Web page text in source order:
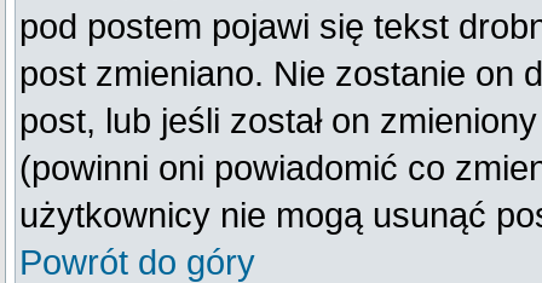
pod postem pojawi się tekst
post zmieniano. Nie zostanie on
post, lub jeśli został on
(powinni oni powiadomić co
użytkownicy nie mogą usunąć
Powrót do góry